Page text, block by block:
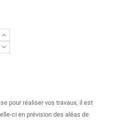
pour réaliser vos travaux, il est
ci en prévision des aléas de